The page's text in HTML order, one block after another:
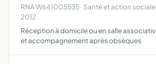
RNA W641005535 · Santé et action sociale
2012
Réception à domicile ou en salle
et accompagnement après obsèques